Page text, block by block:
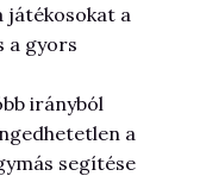
játékosokat a
a gyors
irányból
a
segítése